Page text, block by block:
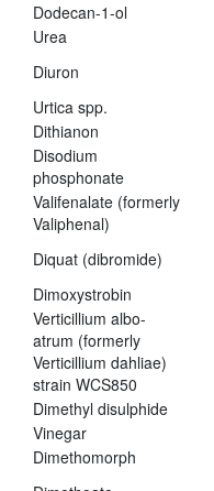
Dodecan-1-ol
Urea
Diuron
Urtica spp.
Dithianon
Disodium
phosphonate
Valifenalate (formerly
Valiphenal)
Diquat (dibromide)
Dimoxystrobin
Verticillium albo-
atrum (formerly
Verticillium dahliae)
strain WCS850
Dimethyl disulphide
Vinegar
Dimethomorph